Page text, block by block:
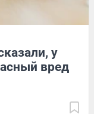
у
вред